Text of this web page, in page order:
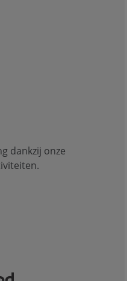
dankzij onze